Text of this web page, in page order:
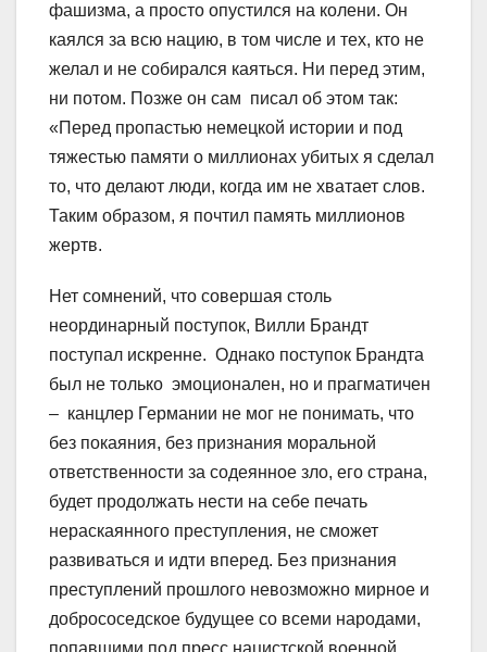
фашизма, а просто опустился на колени. Он
каялся за всю нацию, в том числе и тех, кто не
желал и не собирался каяться. Ни перед этим,
ни потом. Позже он сам писал об этом так:
«Перед пропастью немецкой истории и под
тяжестью памяти о миллионах убитых я сделал
то, что делают люди, когда им не хватает слов.
Таким образом, я почтил память миллионов
жертв.
Нет сомнений, что совершая столь
неординарный поступок, Вилли Брандт
поступал искренне. Однако поступок Брандта
был не только эмоционален, но и прагматичен
– канцлер Германии не мог не понимать, что
без покаяния, без признания моральной
ответственности за содеянное зло, его страна,
будет продолжать нести на себе печать
нераскаянного преступления, не сможет
развиваться и идти вперед. Без признания
преступлений прошлого невозможно мирное и
добрососедское будущее со всеми народами,
попавшими под пресс нацистской военной